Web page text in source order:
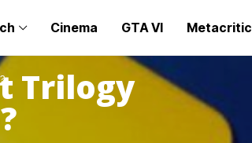
Cinema GTA VI Metacritic
Trilogy